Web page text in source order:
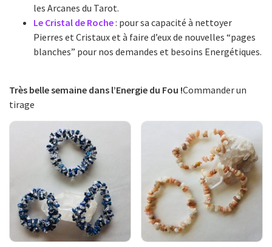
les Arcanes du Tarot.
Le Cristal de Roche: pour sa capacité à nettoyer
Pierres et Cristaux et à faire d’eux de nouvelles “pages
blanches” pour nos demandes et besoins Energétiques.
Très belle semaine dans l’Energie du Fou !Commander un
tirage